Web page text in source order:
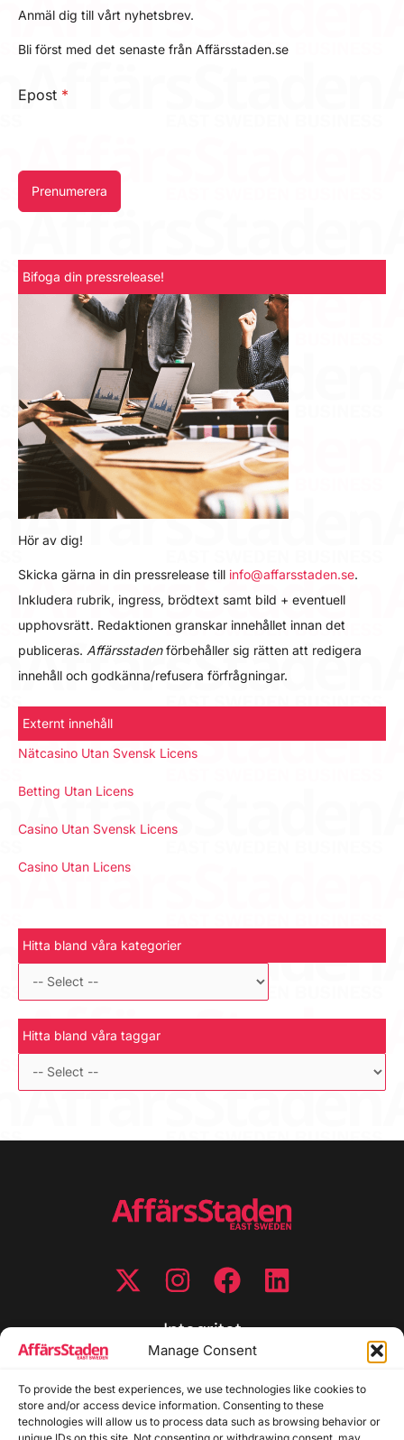
Manage Consent
To provide the best experiences, we use technologies like cookies to
store and/or access device information. Consenting to these
technologies will allow us to process data such as browsing behavior or
Anmäl dig till vårt nyhetsbrev.
Bli först med det senaste från Affärsstaden.se
Epost *
Prenumerera
Bifoga din pressrelease!
Hör av dig!
Skicka gärna in din pressrelease till info@affarsstaden.se.
Inkludera rubrik, ingress, brödtext samt bild + eventuell
upphovsrätt. Redaktionen granskar innehållet innan det
publiceras. Affärsstadenförbehåller sig rätten att redigera
innehåll och godkänna/refusera förfrågningar.
Externt innehåll
Nätcasino Utan Svensk Licens
Betting Utan Licens
Casino Utan Svensk Licens
Casino Utan Licens
Hitta bland våra kategorier
Hitta bland våra taggar
Integritet
Cookiepolicy
Disclaimer
Redaktionell policy